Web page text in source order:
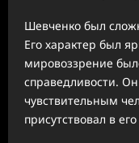
Шевченко был
Его характер был
мировоззрение
справедливости.
чувствительным
присутствовал в